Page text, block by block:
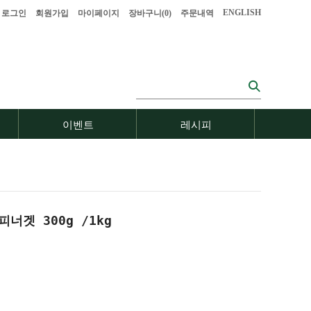
로그인 회원가입 마이페이지 장바구니(0) 주문내역 ENGLISH
이벤트 레시피
너겟 300g /1kg